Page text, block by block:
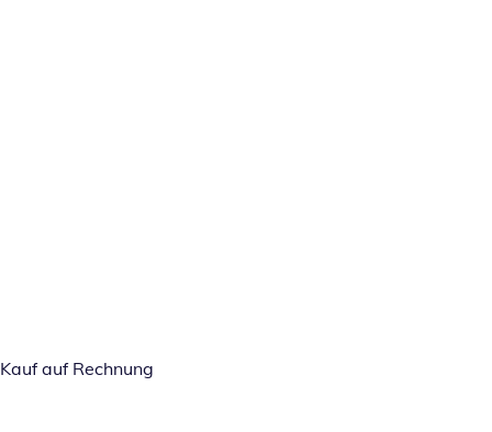
Kauf auf Rechnung